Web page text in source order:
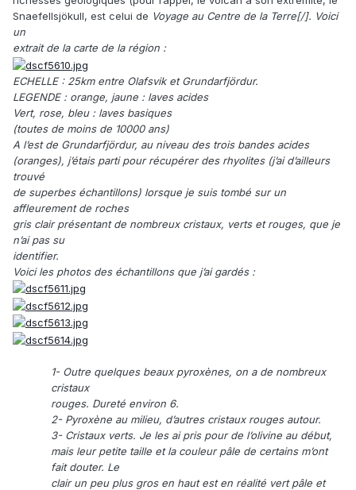
Snaefellsjökull, est celui de Voyage au Centre de la Terre[/]. Voici
un
extrait de la carte de la région :
ECHELLE : 25km entre Olafsvik et Grundarfjördur.
LEGENDE : orange, jaune : laves acides
Vert, rose, bleu : laves basiques
(toutes de moins de 10000 ans)
A l’est de Grundarfjördur, au niveau des trois bandes acides
(oranges), j’étais parti pour récupérer des rhyolites (j’ai d’ailleurs
trouvé
de superbes échantillons) lorsque je suis tombé sur un
affleurement de roches
gris clair présentant de nombreux cristaux, verts et rouges, que je
n’ai pas su
identifier.
Voici les photos des échantillons que j’ai gardés :
1- Outre quelques beaux pyroxènes, on a de nombreux
cristaux
rouges. Dureté environ 6.
2- Pyroxène au milieu, d’autres cristaux rouges autour.
3- Cristaux verts. Je les ai pris pour de l’olivine au début,
mais leur petite taille et la couleur pâle de certains m’ont
fait douter. Le
clair un peu plus gros en haut est en réalité vert pâle et